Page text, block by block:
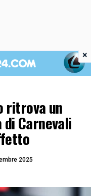
ritrova un
Carnevali
2025
×